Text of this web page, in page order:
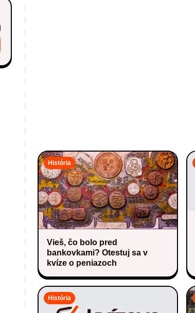
História
Vieš, čo bolo pred
bankovkami? Otestuj sa v
kvíze o peniazoch
História